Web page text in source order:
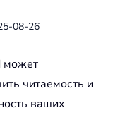
08-26
может
читаемость и
ваших